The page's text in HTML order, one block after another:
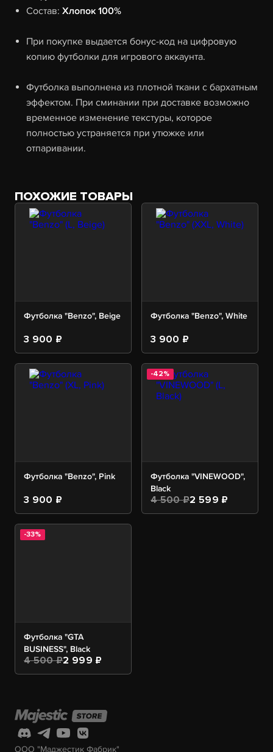
Состав:Хлопок 100%
При покупке выдается бонус-код на цифровую
копию футболки для игрового аккаунта.
Футболка выполнена из плотной ткани с бархатным
эффектом. При сминании при доставке возможно
временное изменение текстуры, которое
полностью устраняется при утюжке или
отпаривании.
ПОХОЖИЕ ТОВАРЫ
Футболка "Benzo", Beige
3 900 ₽
Футболка "Benzo", White
3 900 ₽
Футболка "Benzo", Pink
3 900 ₽
-42%
Футболка "VINEWOOD",
Black
4 500 ₽2 599 ₽
-33%
Футболка "GTA
BUSINESS", Black
4 500 ₽2 999 ₽
ООО "Маджестик Фабрик"